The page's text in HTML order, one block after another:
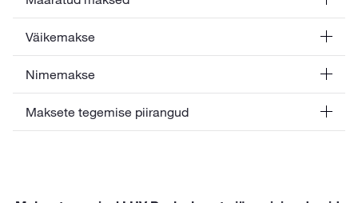
Väikemakse
Nimemakse
Maksete tegemise piirangud